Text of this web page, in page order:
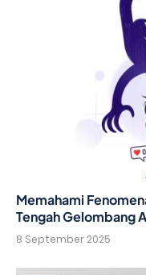
Memahami
Tengah Gelombang
8 September 2025